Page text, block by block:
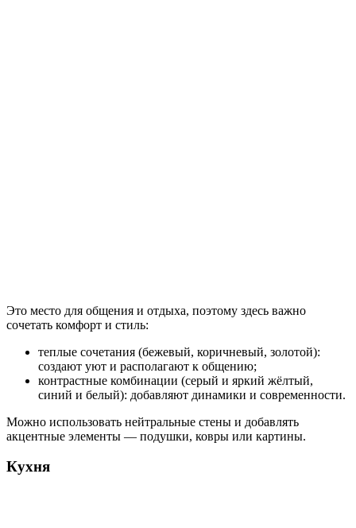
Это место для общения и отдыха, поэтому здесь важно
сочетать комфорт и стиль:
теплые сочетания (бежевый, коричневый, золотой):
создают уют и располагают к общению;
контрастные комбинации (серый и яркий жёлтый,
синий и белый): добавляют динамики и современности.
Можно использовать нейтральные стены и добавлять
акцентные элементы — подушки, ковры или картины.
Кухня